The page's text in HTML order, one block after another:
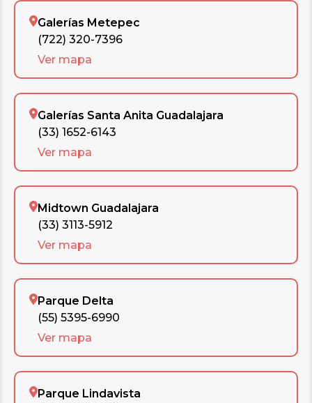
Galerías Metepec
(722) 320-7396
Ver mapa
Galerías Santa Anita Guadalajara
(33) 1652-6143
Ver mapa
Midtown Guadalajara
(33) 3113-5912
Ver mapa
Parque Delta
(55) 5395-6990
Ver mapa
Parque Lindavista